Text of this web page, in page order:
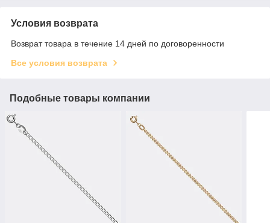
Условия возврата
Возврат товара в течение 14 дней по договоренности
Все условия возврата
Подобные товары компании